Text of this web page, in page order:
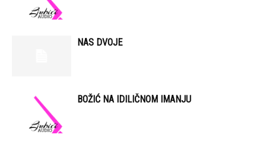
NAS DVOJE
BOŽIĆ NA IDILIČNOM IMANJU